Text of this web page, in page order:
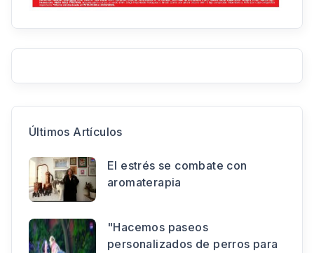
Últimos Artículos
El estrés se combate con
aromaterapia
"Hacemos paseos
personalizados de perros para